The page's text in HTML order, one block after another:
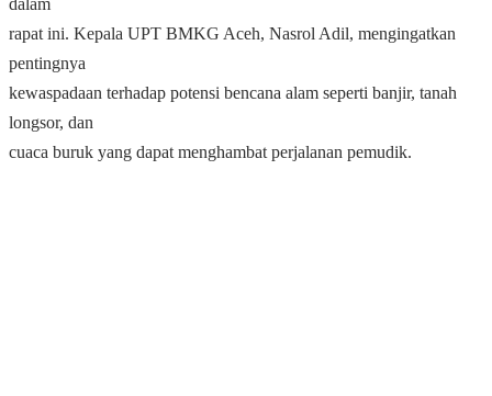
dalam
rapat ini. Kepala UPT BMKG Aceh, Nasrol Adil, mengingatkan
pentingnya
kewaspadaan terhadap potensi bencana alam seperti banjir, tanah
longsor, dan
cuaca buruk yang dapat menghambat perjalanan pemudik.